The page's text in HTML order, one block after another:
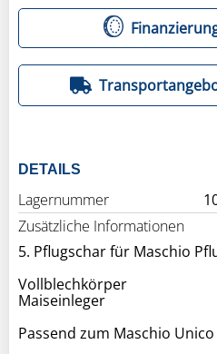
DETAILS
Lagernummer
Zusätzliche Informationen
5. Pflugschar für Maschio
Vollblechkörper
Maiseinleger
Passend zum Maschio Unico